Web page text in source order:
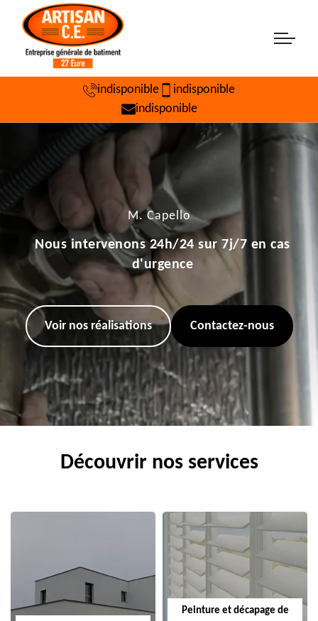
indisponible
indisponible
indisponible
M. Capello
Nous intervenons 24h/24 sur 7j/7 en cas
d'urgence
Voir nos réalisations Contactez-nous
Découvrir nos services
Peinture et décapage de